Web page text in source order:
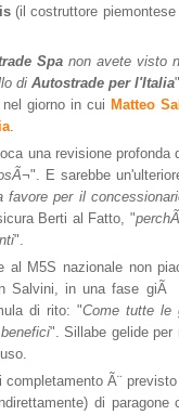
(il costruttore piemontese
Spanon avete visto
di Autostrade per l'Italia
giorno in cui Matteo
una revisione profonda
". E sarebbe
per il
Berti al Fatto, "
".
M5S nazionale non
Salvini, in una fase
di rito: "Come tutte le
". Sillabe gelide per
Ã¨
di